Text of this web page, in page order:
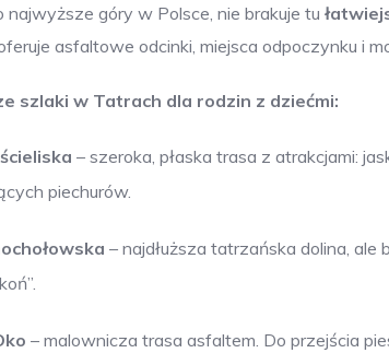
najwyższe góry w Polsce, nie brakuje tu
asfaltowe odcinki, miejsca odpoczynku i
szlaki w Tatrach dla rodzin z dziećmi:
– szeroka, płaska trasa z atrakcjami:
piechurów.
– najdłuższa tatrzańska dolina,
– malownicza trasa asfaltem. Do przejścia